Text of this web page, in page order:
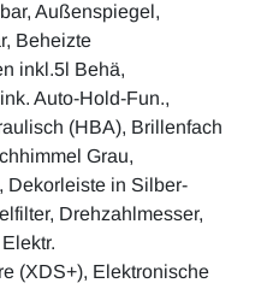
Außenspiegel,
Beheizte
inkl.5l Behä,
Auto-Hold-Fun.,
(HBA), Brillenfach
Grau,
Dekorleiste in Silber-
Drehzahlmesser,
(XDS+), Elektronische